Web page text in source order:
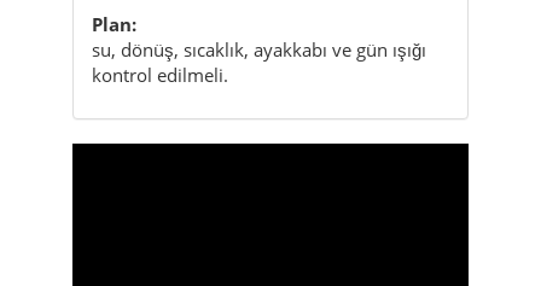
Plan:
su, dönüş, sıcaklık, ayakkabı ve gün ışığı
kontrol edilmeli.